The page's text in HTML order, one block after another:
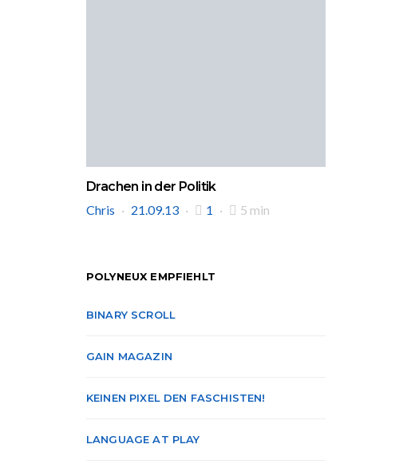
Drachen in der Politik
Chris
21.09.13 1 5 min
POLYNEUX EMPFIEHLT
BINARY SCROLL
GAIN MAGAZIN
KEINEN PIXEL DEN FASCHISTEN!
LANGUAGE AT PLAY